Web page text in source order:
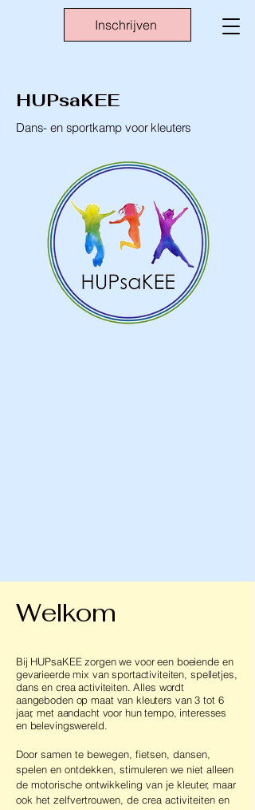
Inschrijven
HUPsaKEE
Dans- en sportkamp voor kleuters
Welkom
Bij HUPsaKEE zorgen we voor een boeiende en
gevarieerde mix van sportactiviteiten, spelletjes,
dans en crea activiteiten. Alles wordt
aangeboden op maat van kleuters van 3 tot 6
jaar, met aandacht voor hun tempo, interesses
en belevingswereld.
Door samen te bewegen, fietsen, dansen,
spelen en ontdekken, stimuleren we niet alleen
de motorische ontwikkeling van je kleuter, maar
ook het zelfvertrouwen, de crea activiteiten en